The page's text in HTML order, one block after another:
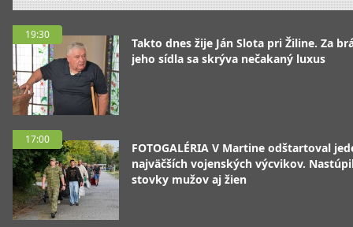
19:30
Takto dnes žije Ján Slota pri Žiline. Za
jeho sídla sa skrýva nečakaný luxus
17:00
FOTOGALÉRIA V Martine odštartoval
najväčších vojenských výcvikov.
stovky mužov aj žien